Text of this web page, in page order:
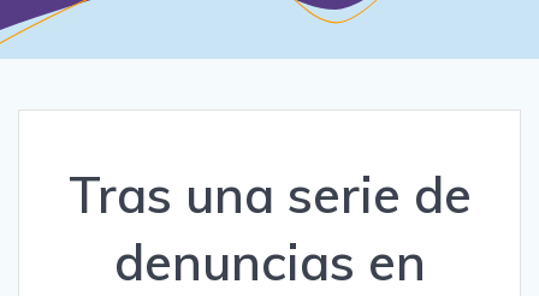
Tras una serie de
denuncias en